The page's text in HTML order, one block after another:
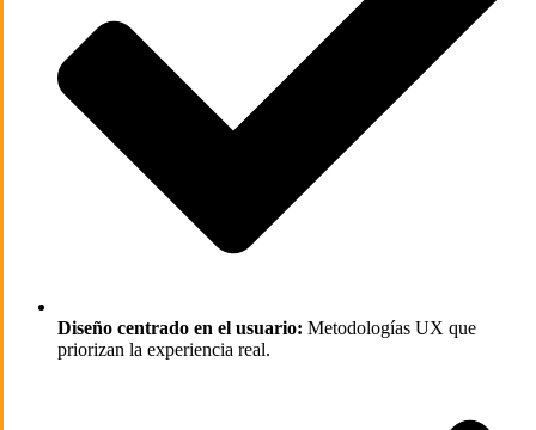
Diseño centrado en el usuario: Metodologías UX que
priorizan la experiencia real.